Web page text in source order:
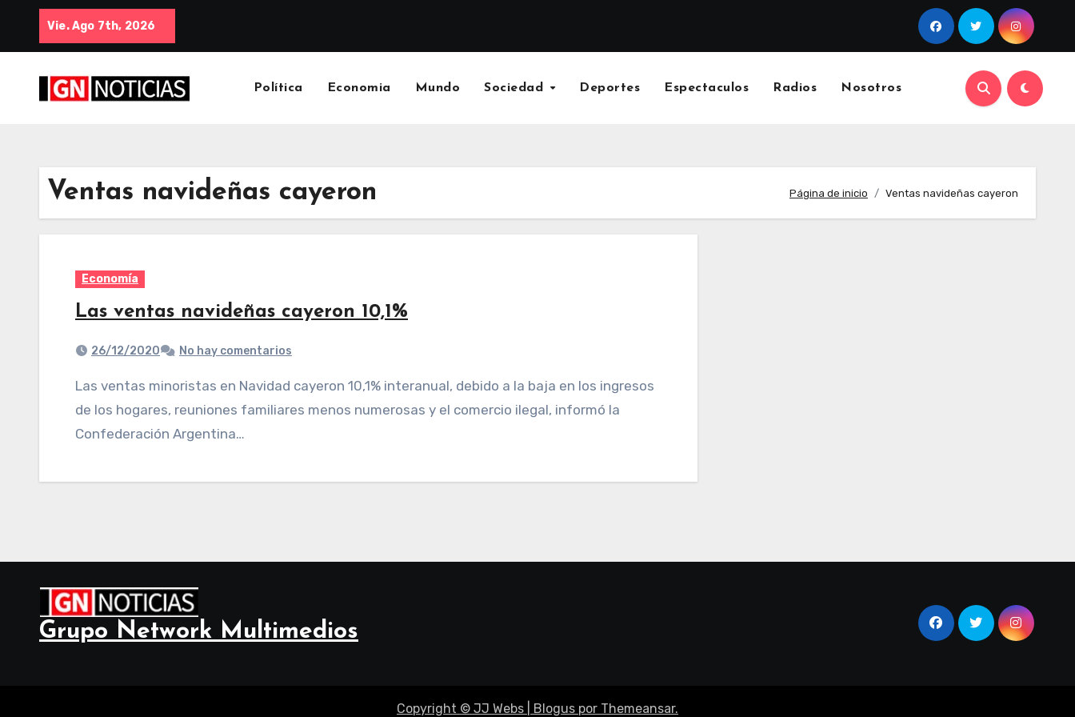
Vie. Ago 7th, 2026
Política Economia Mundo Sociedad Deportes Espectaculos Radios Nosotros
Ventas navideñas cayeron Página de inicio Ventas navideñas cayeron
Economía
Las ventas navideñas cayeron 10,1%
26/12/2020 No hay comentarios
Las ventas minoristas en Navidad cayeron 10,1% interanual, debido a la baja en los ingresos
de los hogares, reuniones familiares menos numerosas y el comercio ilegal, informó la
Confederación Argentina…
Grupo Network Multimedios
Copyright © JJ Webs Blogus por Themeansar.